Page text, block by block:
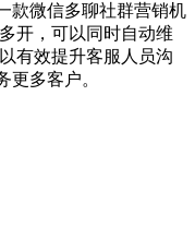
款微信多聊社群营销机
开，可以同时自动维
有效提升客服人员沟
更多客户。